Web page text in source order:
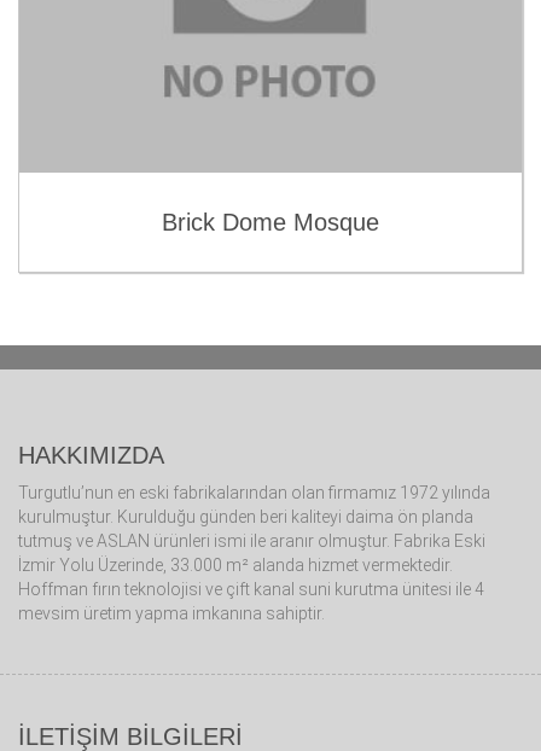
Brick Dome Mosque
HAKKIMIZDA
Turgutlu’nun en eski fabrikalarından olan firmamız 1972 yılında
kurulmuştur. Kurulduğu günden beri kaliteyi daima ön planda
tutmuş ve ASLAN ürünleri ismi ile aranır olmuştur. Fabrika Eski
İzmir Yolu Üzerinde, 33.000 m² alanda hizmet vermektedir.
Hoffman fırın teknolojisi ve çift kanal suni kurutma ünitesi ile 4
mevsim üretim yapma imkanına sahiptir.
İLETİŞİM BİLGİLERİ